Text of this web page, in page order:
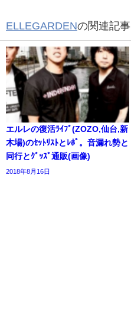
ELLEGARDENの関連記事
エルレの復活ﾗｲﾌﾞ(ZOZO,仙台,新
木場)のｾｯﾄﾘｽﾄとﾚﾎﾟ。音漏れ勢と
同行とｸﾞｯｽﾞ通販(画像)
2018年8月16日